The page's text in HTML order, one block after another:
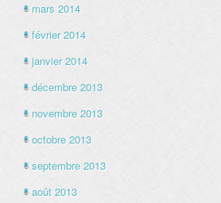
mars 2014
février 2014
janvier 2014
décembre 2013
novembre 2013
octobre 2013
septembre 2013
août 2013